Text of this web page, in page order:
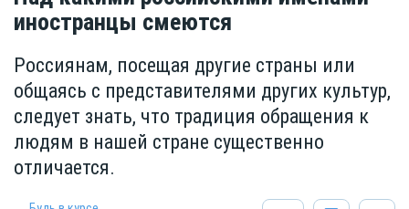
иностранцы смеются
Россиянам, посещая другие страны или
общаясь с представителями других культур,
следует знать, что традиция обращения к
людям в нашей стране существенно
отличается.